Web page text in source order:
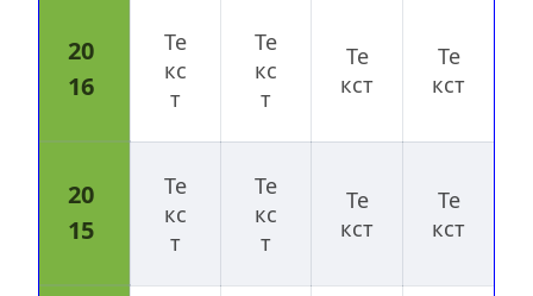
20
16
Те
кс
т
Те
кс
т
Те
кст
Те
кст
20
15
Те
кс
т
Те
кс
т
Те
кст
Те
кст